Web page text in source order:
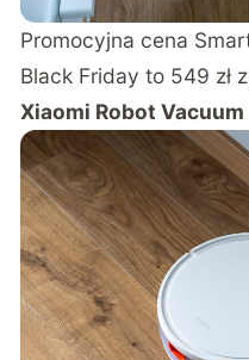
Promocyjna cena
Black Friday to 549 zł
Xiaomi Robot Vacuum